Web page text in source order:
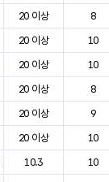
20 이상 8
20 이상 10
20 이상 10
20 이상 8
20 이상 9
20 이상 10
10.3 10